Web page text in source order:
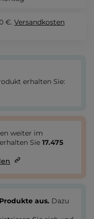
€. Versandkosten
erhalten Sie:
weiter im
Sie 17.475
aus. Dazu